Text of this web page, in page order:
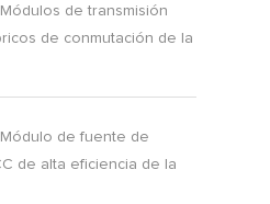
de transmisión
de conmutación de la
de fuente de
de alta eficiencia de la